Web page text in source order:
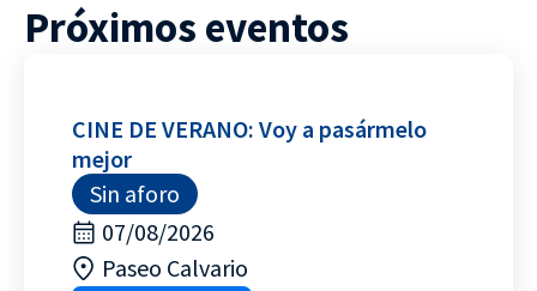
Próximos eventos
CINE DE VERANO: Voy a pasármelo
mejor
Sin aforo
07/08/2026
Paseo Calvario